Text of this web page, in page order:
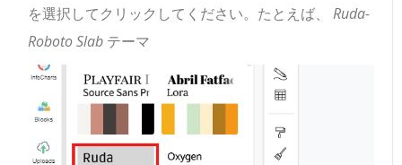
を選択してクリックしてください。たとえば、Ruda-
Roboto Slab テーマ